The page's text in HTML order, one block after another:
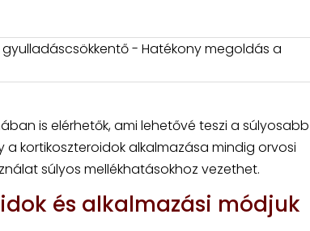
- Hatékony megoldás a
is elérhetők, ami lehetővé teszi a súlyosabb
kortikoszteroidok alkalmazása mindig orvosi
súlyos mellékhatásokhoz vezethet.
és alkalmazási módjuk